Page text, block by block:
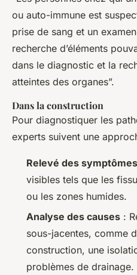
ou auto-immune est
prise de sang et un
recherche d’éléments
dans le diagnostic et la
atteintes des organes”.
Dans la construction
Pour diagnostiquer les
experts suivent une
Relevé des symptômes
visibles tels que les
ou les zones humides.
Analyse des causes :
sous-jacentes, comme
construction, une
problèmes de drainage.